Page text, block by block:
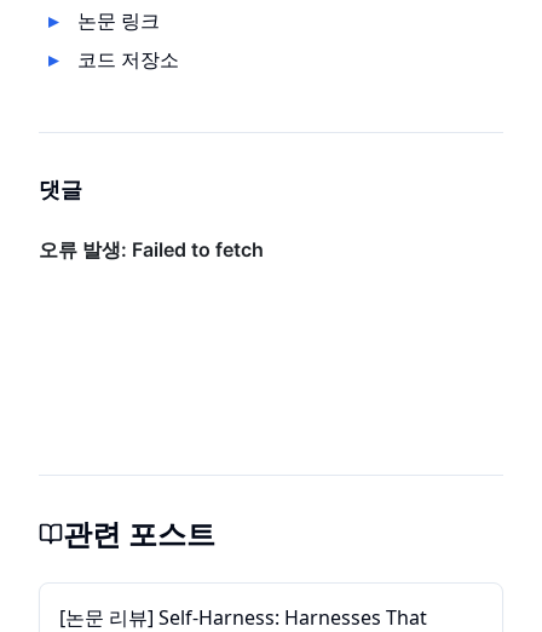
논문 링크
코드 저장소
댓글
관련 포스트
[논문 리뷰] Self-Harness: Harnesses That